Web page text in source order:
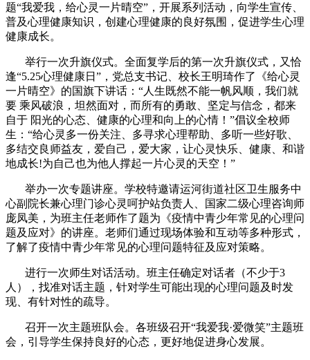
题“我爱我，给心灵一片晴空”，开展系列活动，向学生宣传、
普及心理健康知识，创建心理健康的良好氛围，促进学生心理
健康成长。
举行一次升旗仪式。全面复学后的第一次升旗仪式，又恰
逢“5.25心理健康日”，党总支书记、校长王明琦作了《给心灵
一片晴空》的国旗下讲话：“人生既然不能一帆风顺，我们就
要 乘风破浪，坦然面对，而所有的勇敢、坚定与信念，都来
自于 阳光的心态、健康的心理和向上的心情！”倡议全校师
生：“给心灵多一份关注、多寻求心理帮助、多听一些好歌、
多结交良师益友，爱自己，爱大家，让心灵快乐、健康、和谐
地成长!为自己也为他人撑起一片心灵的天空！”
举办一次专题讲座。学校特邀请运河街道社区卫生服务中
心副院长兼心理门诊心灵呵护站负责人、国家二级心理咨询师
庞凤美，为班主任老师作了题为《疫情中青少年常见的心理问
题及应对》的讲座。老师们通过现场体验和互动等多种形式，
了解了疫情中青少年常见的心理问题特征及应对策略。
进行一次师生对话活动。班主任确定对话者（不少于3
人），找准对话主题，针对学生可能出现的心理问题及时发
现、有针对性的疏导。
召开一次主题班队会。各班级召开“我爱我·爱微笑”主题班
会，引导学生保持良好的心态，更好地促进身心发展。